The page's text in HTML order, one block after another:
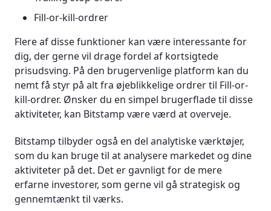
Fill-or-kill-ordrer
Flere af disse funktioner kan være interessante for
dig, der gerne vil drage fordel af kortsigtede
prisudsving. På den brugervenlige platform kan du
nemt få styr på alt fra øjeblikkelige ordrer til Fill-or-
kill-ordrer. Ønsker du en simpel brugerflade til disse
aktiviteter, kan Bitstamp være værd at overveje.
Bitstamp tilbyder også en del analytiske værktøjer,
som du kan bruge til at analysere markedet og dine
aktiviteter på det. Det er gavnligt for de mere
erfarne investorer, som gerne vil gå strategisk og
gennemtænkt til værks.